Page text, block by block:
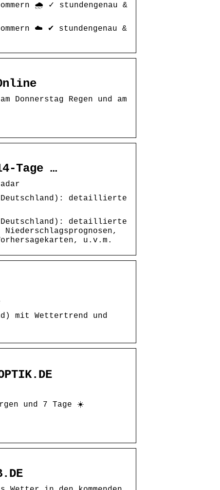
🌧️ ✓ stundengenau &
☁️ ✔ stundengenau &
Regen und am
Tage …
Deutschland): detaillierte
Deutschland): detaillierte
u.v.m.
mit Wettertrend und
und 7 Tage ☀️